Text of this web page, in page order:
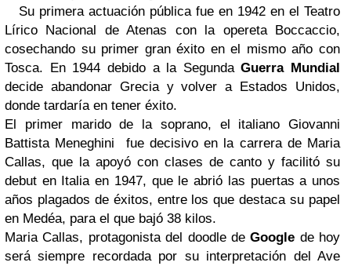
Su primera actuación pública fue en 1942 en el Teatro
Lírico Nacional de Atenas con la opereta Boccaccio,
cosechando su primer gran éxito en el mismo año con
Tosca. En 1944 debido a la SegundaGuerra Mundial
decide abandonar Grecia y volver a Estados Unidos,
donde tardaría en tener éxito.
El primer marido de la soprano, el italiano Giovanni
Battista Meneghini fue decisivo en la carrera de Maria
Callas, que la apoyó con clases de canto y facilitó su
debut en Italia en 1947, que le abrió las puertas a unos
años plagados de éxitos, entre los que destaca su papel
en Medéa, para el que bajó 38 kilos.
Maria Callas, protagonista del doodle deGoogle de hoy
será siempre recordada por su interpretación del Ave